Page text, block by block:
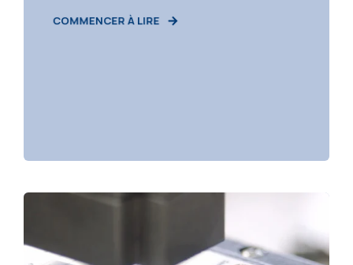
COMMENCER À LIRE